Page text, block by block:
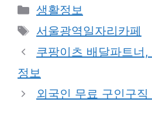
Categories
생활정보
Tags
서울광역일자리카페
쿠팡이츠 배달파트너
정보
외국인 무료 구인구